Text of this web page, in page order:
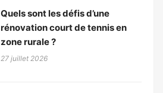
Quels sont les défis d’une
rénovation court de tennis en
zone rurale ?
27 juillet 2026